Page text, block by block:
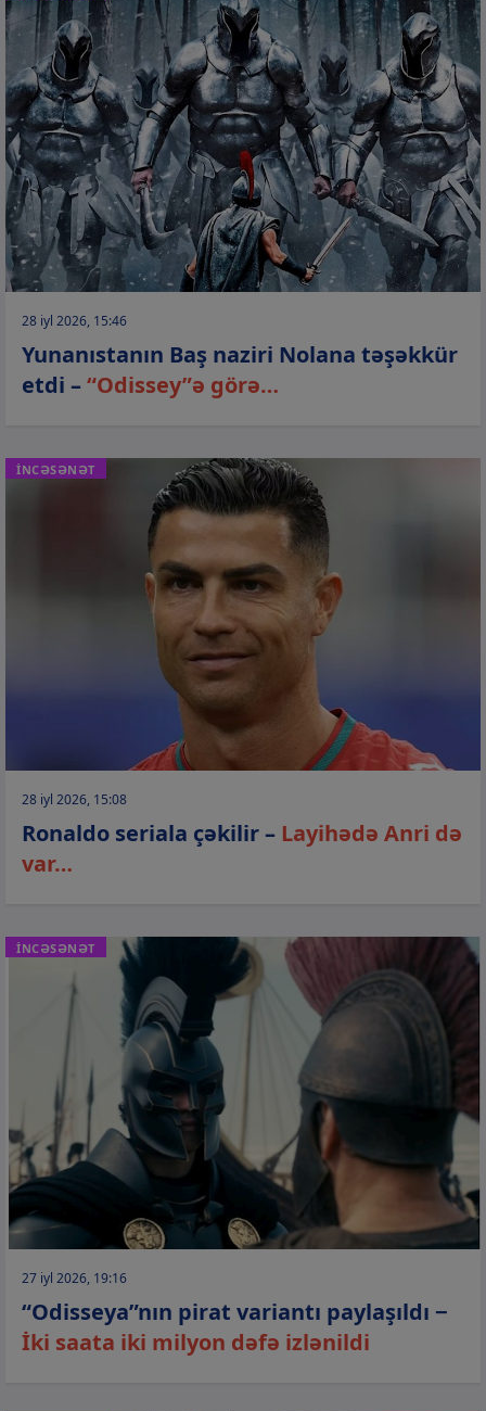
28 iyl 2026, 15:46
Yunanıstanın Baş naziri Nolana təşəkkür
etdi –“Odissey”ə görə…
İNCƏSƏNƏT
28 iyl 2026, 15:08
Ronaldo seriala çəkilir – Layihədə Anri də
var…
İNCƏSƏNƏT
27 iyl 2026, 19:16
“Odisseya”nın pirat variantı paylaşıldı −
İki saata iki milyon dəfə izlənildi